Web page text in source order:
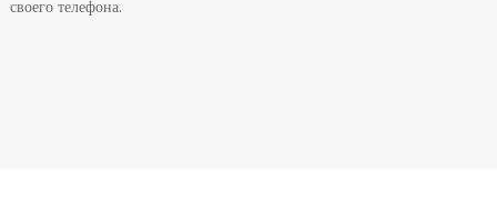
своего телефона.